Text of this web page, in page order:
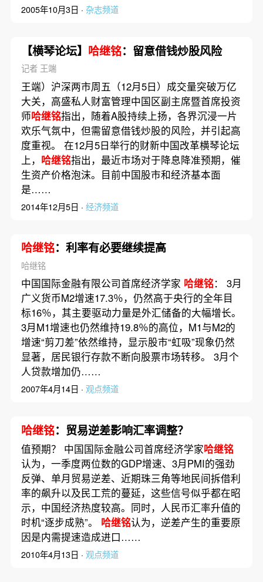
2005年10月3日 · 杂志频道
【横琴论坛】 哈继铭：留意借钱炒股风险
记者 王端
王端）沪深两市周五（12月5日）成交量突破万亿
大关，高盛私人财富管理中国区副主席暨首席投资
师哈继铭指出，随着A股持续上扬，各界沉浸一片
欢乐气氛中，但需留意借钱炒股的风险，并引起高
度重视。 在12月5日举行的财新中国改革横琴论坛
上， 哈继铭指出，最近市场对于降息降准预期，催
生资产价格泡沫。目前中国股市和经济基本面
是……
2014年12月5日 · 经济频道
哈继铭：利率有必要继续提高
哈继铭
中国国际金融有限公司首席经济学家 哈继铭： 3月
广义货币M2增速17.3％，仍然高于央行的全年目
标16％，其主要驱动力量是外汇储备的大幅增长。
3月M1增速也仍然维持19.8％的高位，M1与M2的
增速“剪刀差”依然维持，显示股市“虹吸”现象仍然
显著，居民银行存款不断向股票市场转移。 3月个
人贷款增加仍……
2007年4月14日 · 观点频道
哈继铭：贸易逆差影响汇率调整？
值预期？ 中国国际金融公司首席经济学家哈继铭
认为，一季度两位数的GDP增速、3月PMI的强劲
反弹、单月贸易逆差、近期珠三角等地民间拆借利
率的飙升以及民工荒的蔓延，这些信号似乎都在昭
示，中国经济热度较高。同时，人民币汇率升值的
时机“逐步成熟”。 哈继铭认为，逆差产生的重要原
因是内需提速造成进口……
2010年4月13日 · 观点频道